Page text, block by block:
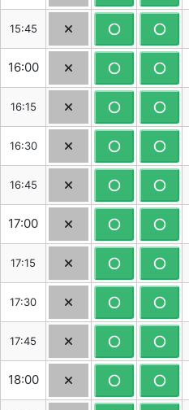
15:45
16:00
16:15
16:30
16:45
17:00
17:15
17:30
17:45
18:00